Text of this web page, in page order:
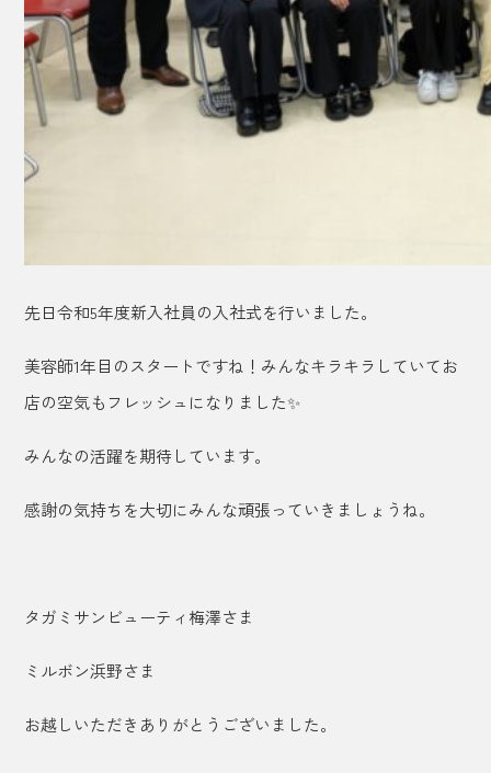
先日令和5年度新入社員の入社式を行いました。
美容師1年目のスタートですね！みんなキラキラしていてお
店の空気もフレッシュになりました✨
みんなの活躍を期待しています。
感謝の気持ちを大切にみんな頑張っていきましょうね。
タガミサンビューティ梅澤さま
ミルボン浜野さま
お越しいただきありがとうございました。